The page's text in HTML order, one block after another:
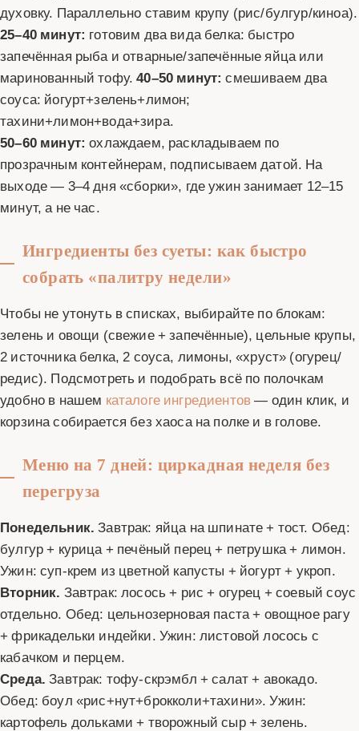
духовку. Параллельно ставим крупу (рис/булгур/киноа).
25–40 минут: готовим два вида белка: быстро
запечённая рыба и отварные/запечённые яйца или
маринованный тофу.40–50 минут: смешиваем два
соуса: йогурт+зелень+лимон;
тахини+лимон+вода+зира.
50–60 минут: охлаждаем, раскладываем по
прозрачным контейнерам, подписываем датой. На
выходе — 3–4 дня «сборки», где ужин занимает 12–15
минут, а не час.
Ингредиенты без суеты: как быстро
собрать «палитру недели»
Чтобы не утонуть в списках, выбирайте по блокам:
зелень и овощи (свежие + запечённые), цельные крупы,
2 источника белка, 2 соуса, лимоны, «хруст» (огурец/
редис). Подсмотреть и подобрать всё по полочкам
удобно в нашем каталоге ингредиентов— один клик, и
корзина собирается без хаоса на полке и в голове.
Меню на 7 дней: циркадная неделя без
перегруза
Понедельник. Завтрак: яйца на шпинате + тост. Обед:
булгур + курица + печёный перец + петрушка + лимон.
Ужин: суп-крем из цветной капусты + йогурт + укроп.
Вторник. Завтрак: лосось + рис + огурец + соевый соус
отдельно. Обед: цельнозерновая паста + овощное рагу
+ фрикадельки индейки. Ужин: листовой лосось с
кабачком и перцем.
Среда. Завтрак: тофу-скрэмбл + салат + авокадо.
Обед: боул «рис+нут+брокколи+тахини». Ужин:
картофель дольками + творожный сыр + зелень.